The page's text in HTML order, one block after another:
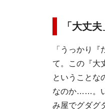
「大丈
「うっかり
て。この『大
ということな
なのか……。
み屋でグダグ